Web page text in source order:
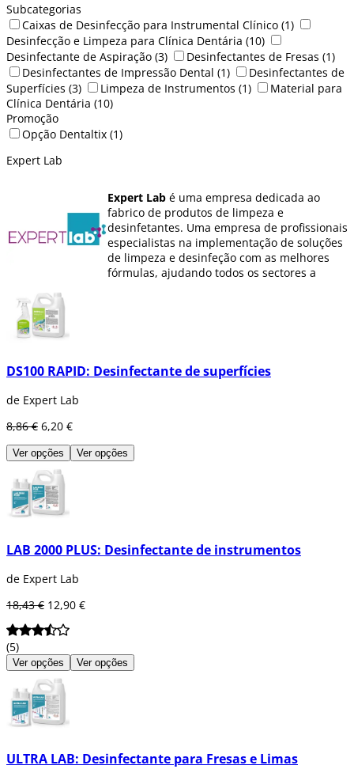
Subcategorias
Caixas de Desinfecção para Instrumental Clínico (1)
Desinfecção e Limpeza para Clínica Dentária (10)
Desinfectante de Aspiração (3) Desinfectantes de Fresas (1)
Desinfectantes de Impressão Dental (1)
Desinfectantes de
Superfícies (3) Limpeza de Instrumentos (1)
Material para
Clínica Dentária (10)
Promoção
Opção Dentaltix (1)
Expert Lab
Expert Lab é uma empresa dedicada ao
fabrico de produtos de limpeza e
desinfetantes. Uma empresa de profissionais
especialistas na implementação de soluções
de limpeza e desinfeção com as melhores
fórmulas, ajudando todos os sectores a
para impressão, desinfetantes de
DS100 RAPID: Desinfectante de superfícies
de Expert Lab
8,86 € 6,20 €
Ver opções Ver opções
LAB 2000 PLUS: Desinfectante de instrumentos
de Expert Lab
18,43 € 12,90 €
(5)
Ver opções Ver opções
ULTRA LAB: Desinfectante para Fresas e Limas